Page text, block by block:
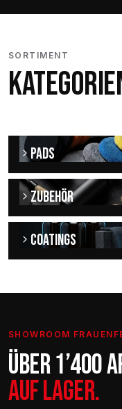
SORTIMENT
PADS
ZUBEHÖR
COATINGS
SHOWROOM
ÜBER 1’400
AUF LAGER.